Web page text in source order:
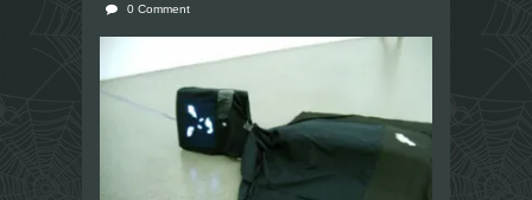
0 Comment